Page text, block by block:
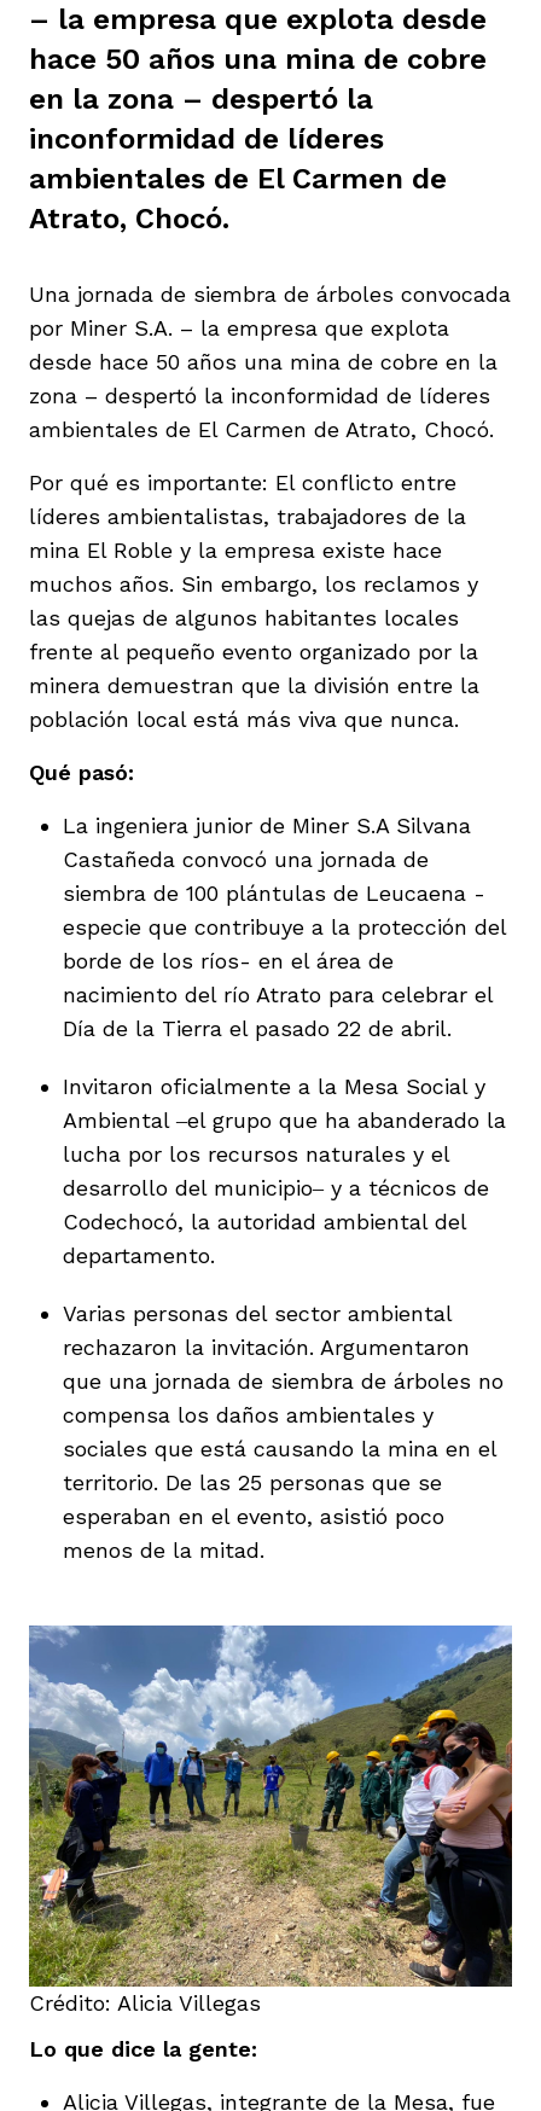
– la empresa que explota desde
hace 50 años una mina de cobre
en la zona – despertó la
inconformidad de líderes
ambientales de El Carmen de
Atrato, Chocó.
Una jornada de siembra de árboles convocada
por Miner S.A. – la empresa que explota
desde hace 50 años una mina de cobre en la
zona – despertó la inconformidad de líderes
ambientales de El Carmen de Atrato, Chocó.
Por qué es importante: El conflicto entre
líderes ambientalistas, trabajadores de la
mina El Roble y la empresa existe hace
muchos años. Sin embargo, los reclamos y
las quejas de algunos habitantes locales
frente al pequeño evento organizado por la
minera demuestran que la división entre la
población local está más viva que nunca.
Qué pasó:
La ingeniera junior de Miner S.A Silvana
Castañeda convocó una jornada de
siembra de 100 plántulas de Leucaena -
especie que contribuye a la protección del
borde de los ríos- en el área de
nacimiento del río Atrato para celebrar el
Día de la Tierra el pasado 22 de abril.
Invitaron oficialmente a la Mesa Social y
Ambiental ‒el grupo que ha abanderado la
lucha por los recursos naturales y el
desarrollo del municipio‒ y a técnicos de
Codechocó, la autoridad ambiental del
departamento.
Varias personas del sector ambiental
rechazaron la invitación. Argumentaron
que una jornada de siembra de árboles no
compensa los daños ambientales y
sociales que está causando la mina en el
territorio. De las 25 personas que se
esperaban en el evento, asistió poco
menos de la mitad.
Crédito: Alicia Villegas
Lo que dice la gente:
Alicia Villegas, integrante de la Mesa, fue
2023
Baja
del Cesar
nuestro contenido